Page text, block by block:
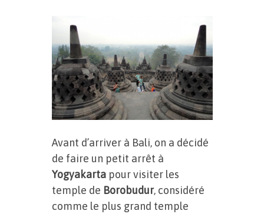
Avant d’arriver à Bali, on a décidé
de faire un petit arrêt à
Yogyakartapour visiter les
temple de Borobudur, considéré
comme le plus grand temple